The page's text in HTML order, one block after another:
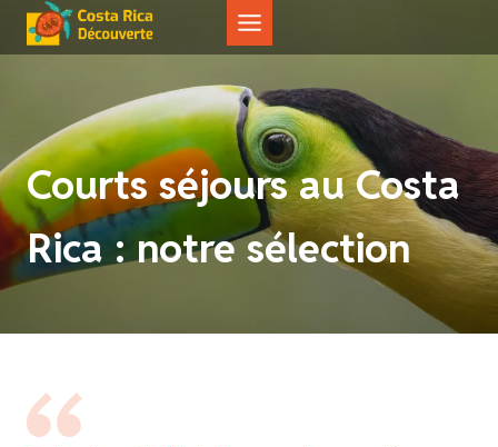
Aller
Courts séjours au Costa
Rica : notre sélection